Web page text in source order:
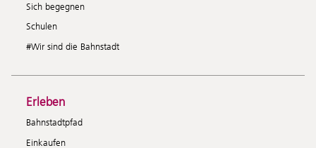
Sich begegnen
Schulen
#Wir sind die Bahnstadt
Erleben
Bahnstadtpfad
Einkaufen